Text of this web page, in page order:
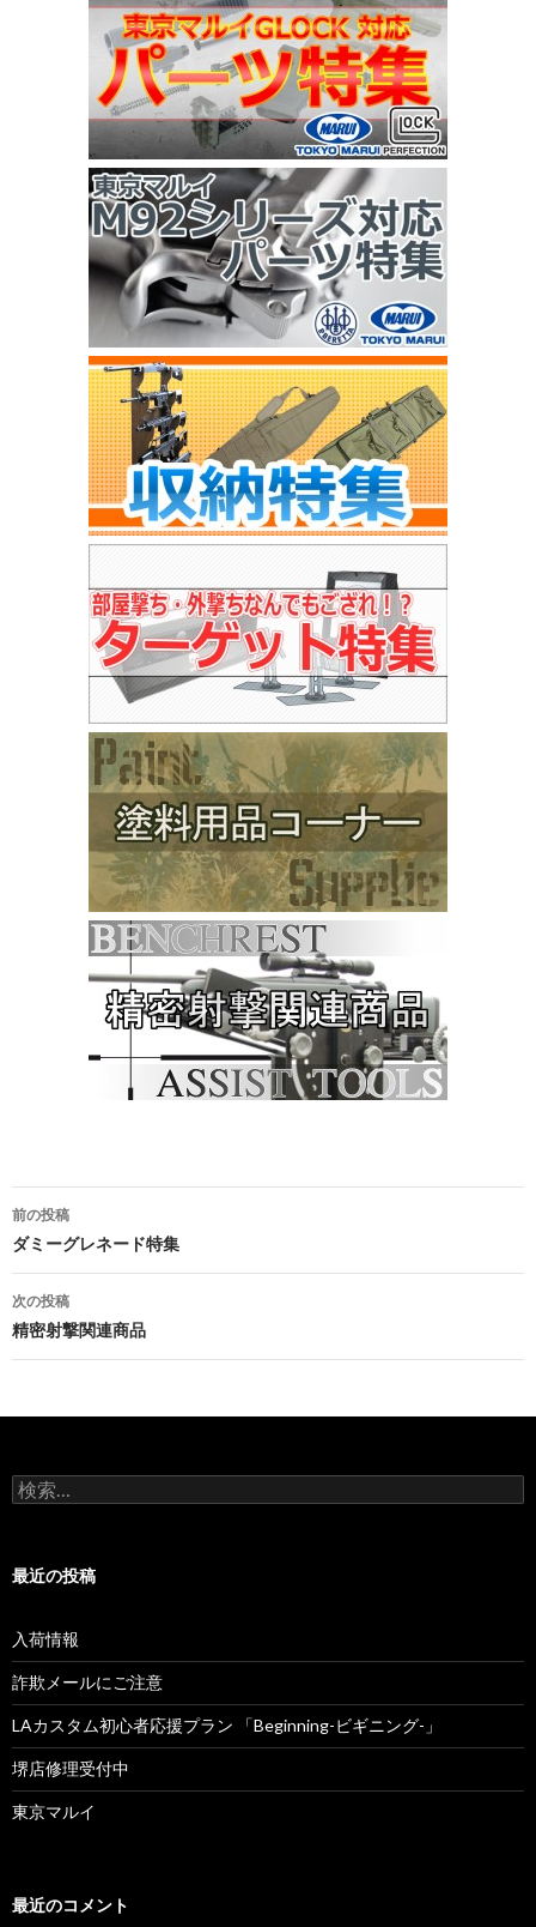
投
稿
ナ
ゲ
シ
ン
前の投稿
ダミーグレネード特集
次の投稿
精密射撃関連商品
検
索
最近の投稿
入荷情報
詐欺メールにご注意
LAカスタム初心者応援プラン 「Beginning-ビギニング-」
堺店修理受付中
東京マルイ
最近のコメント